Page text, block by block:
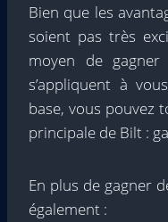
Bien que les
soient pas très
moyen de
s’appliquent à
base, vous pouvez
principale de Bilt :
En plus de gagner
également :